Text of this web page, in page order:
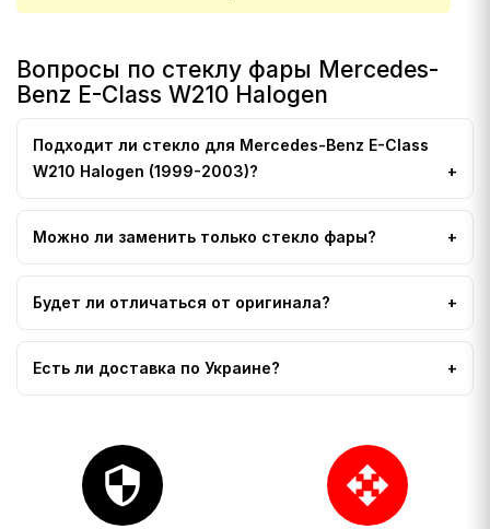
Вопросы по стеклу фары Mercedes-
Benz E-Class W210 Halogen
Подходит ли стекло для Mercedes-Benz E-Class
W210 Halogen (1999-2003)?
Можно ли заменить только стекло фары?
Будет ли отличаться от оригинала?
Есть ли доставка по Украине?
security open_with